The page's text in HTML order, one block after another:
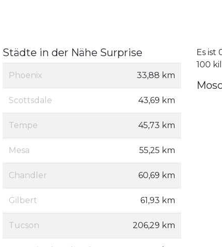
Städte in der Nähe Surprise
Phoenix 33,88 km
Scottsdale 43,69 km
Tempe 45,73 km
Mesa 55,25 km
Chandler 60,69 km
Gilbert 61,93 km
Tucson 206,29 km
Es ist
100